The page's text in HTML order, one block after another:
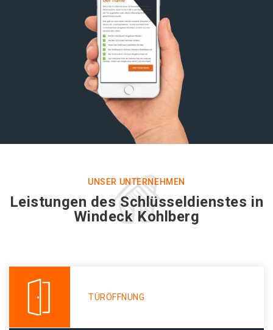
UNSER UNTERNEHMEN
Leistungen des Schlüsseldienstes in
Windeck Kohlberg
TÜRÖFFNUNG